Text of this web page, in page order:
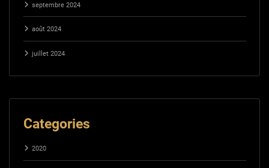
septembre 2024
août 2024
juillet 2024
Categories
2020